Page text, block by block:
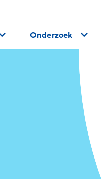
Onderzoek